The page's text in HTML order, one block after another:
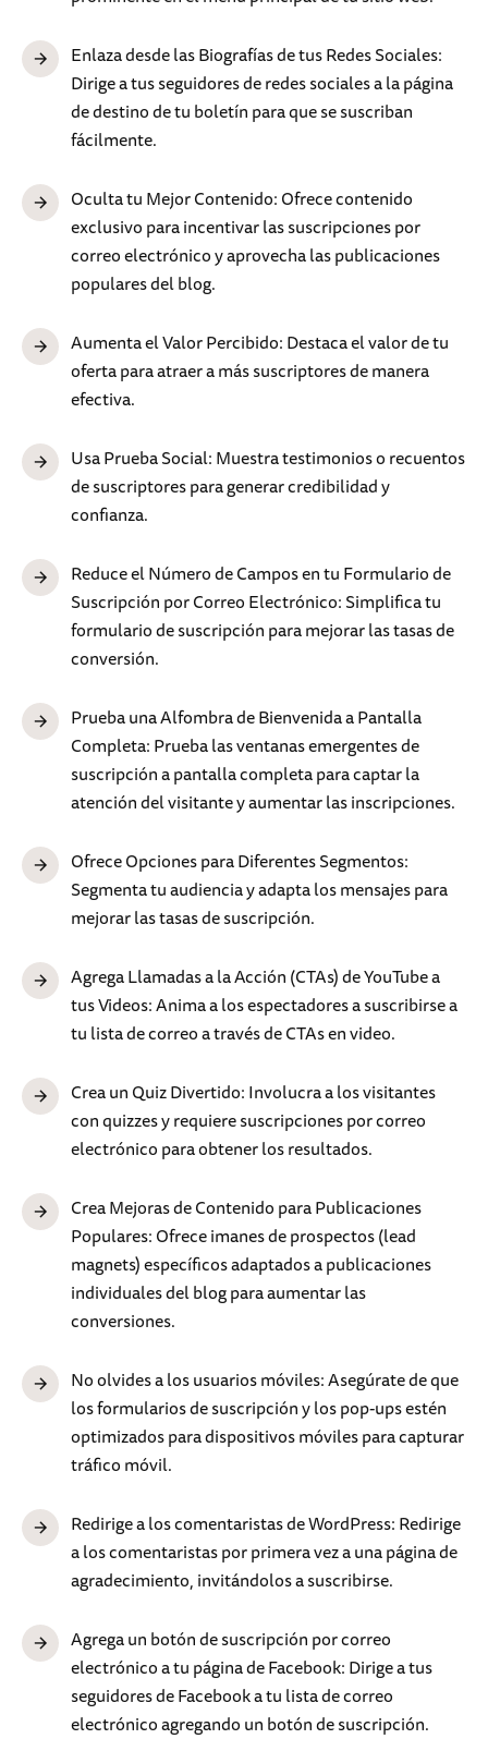
Enlaza desde las Biografías de tus Redes Sociales:
Dirige a tus seguidores de redes sociales a la página
de destino de tu boletín para que se suscriban
fácilmente.
Oculta tu Mejor Contenido: Ofrece contenido
exclusivo para incentivar las suscripciones por
correo electrónico y aprovecha las publicaciones
populares del blog.
Aumenta el Valor Percibido: Destaca el valor de tu
oferta para atraer a más suscriptores de manera
efectiva.
Usa Prueba Social: Muestra testimonios o recuentos
de suscriptores para generar credibilidad y
confianza.
Reduce el Número de Campos en tu Formulario de
Suscripción por Correo Electrónico: Simplifica tu
formulario de suscripción para mejorar las tasas de
conversión.
Prueba una Alfombra de Bienvenida a Pantalla
Completa: Prueba las ventanas emergentes de
suscripción a pantalla completa para captar la
atención del visitante y aumentar las inscripciones.
Ofrece Opciones para Diferentes Segmentos:
Segmenta tu audiencia y adapta los mensajes para
mejorar las tasas de suscripción.
Agrega Llamadas a la Acción (CTAs) de YouTube a
tus Videos: Anima a los espectadores a suscribirse a
tu lista de correo a través de CTAs en video.
Crea un Quiz Divertido: Involucra a los visitantes
con quizzes y requiere suscripciones por correo
electrónico para obtener los resultados.
Crea Mejoras de Contenido para Publicaciones
Populares: Ofrece imanes de prospectos (lead
magnets) específicos adaptados a publicaciones
individuales del blog para aumentar las
conversiones.
No olvides a los usuarios móviles: Asegúrate de que
los formularios de suscripción y los pop-ups estén
optimizados para dispositivos móviles para capturar
tráfico móvil.
Redirige a los comentaristas de WordPress: Redirige
a los comentaristas por primera vez a una página de
agradecimiento, invitándolos a suscribirse.
Agrega un botón de suscripción por correo
electrónico a tu página de Facebook: Dirige a tus
seguidores de Facebook a tu lista de correo
electrónico agregando un botón de suscripción.